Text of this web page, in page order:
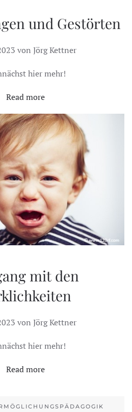
und Gestörten
von Jörg Kettner
hier mehr!
Read more
mit den
von Jörg Kettner
hier mehr!
Read more